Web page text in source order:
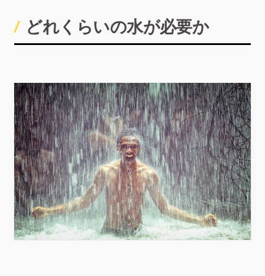
どれくらいの水が必要か